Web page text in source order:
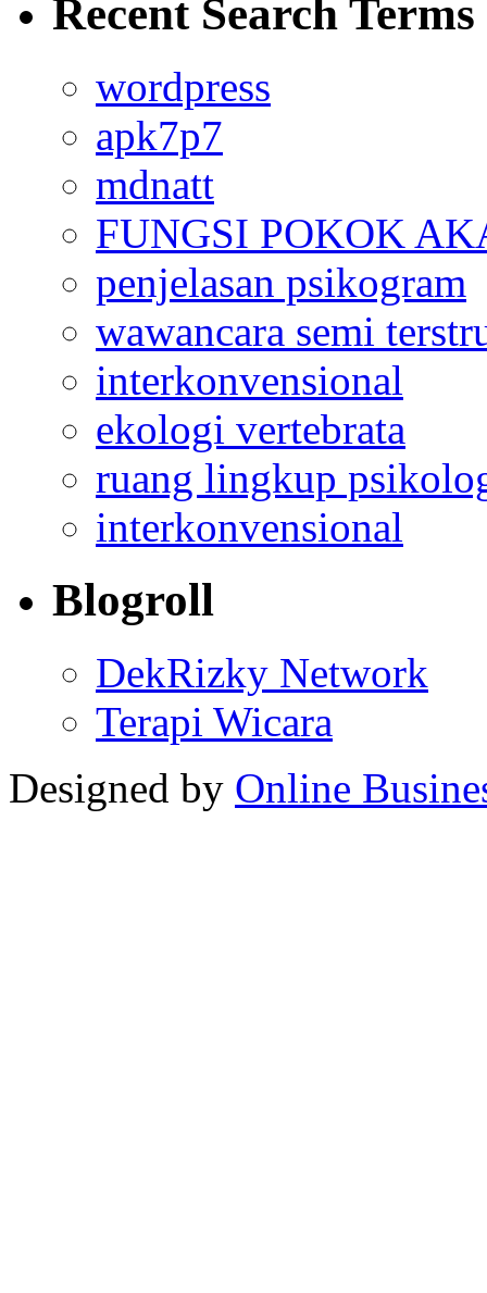
Recent Search Terms
wordpress
apk7p7
mdnatt
FUNGSI POKOK
penjelasan psikogram
wawancara semi
interkonvensional
ekologi vertebrata
ruang lingkup
interkonvensional
Blogroll
DekRizky Network
Terapi Wicara
Designed by Online